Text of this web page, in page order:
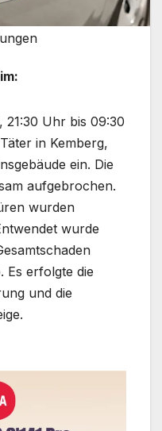
21:30 Uhr bis 09:30
in Kemberg,
ein. Die
aufgebrochen.
wurden
wurde
Es erfolgte die
und die